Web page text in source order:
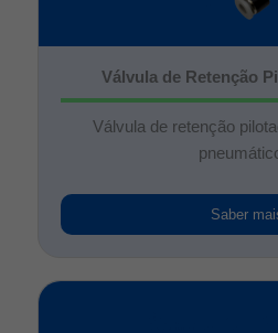
Válvula de Retenção
Válvula de retenção
Saber